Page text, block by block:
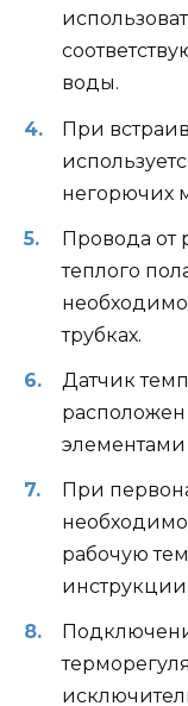
воды.
При
негорючих
Провода от
теплого
необходимо
трубках.
Датчик
При
рабочую
инструкции.